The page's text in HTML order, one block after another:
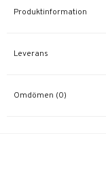
Produktinformation
Leverans
Omdömen (0)